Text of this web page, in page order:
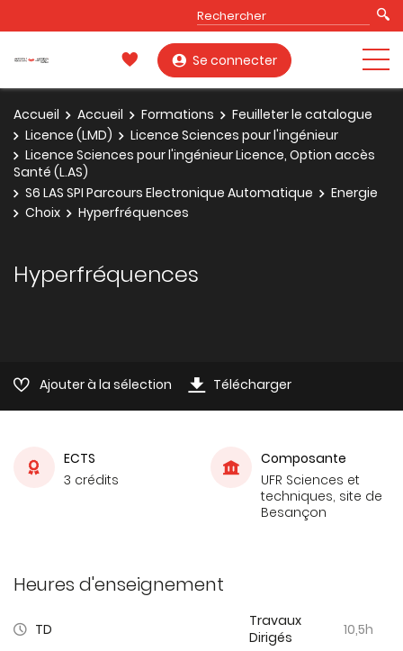
Se connecter
Accueil Accueil Formations
Feuilleter le catalogue
Licence (LMD)
Licence Sciences pour l'ingénieur
Licence Sciences pour l'ingénieur Licence, Option accès
Santé (L.AS)
S6 LAS SPI Parcours Electronique Automatique
Energie
Choix
Hyperfréquences
Hyperfréquences
Ajouter à la sélection Télécharger
ECTS
3 crédits
Composante
UFR Sciences et
techniques, site de
Besançon
Heures d'enseignement
TD
Travaux
Dirigés
10,5h